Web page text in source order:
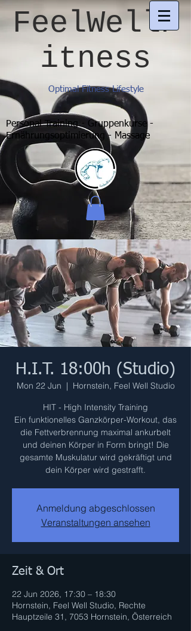
Optimal Fitness Lifestyle
FeelWellF
itness
Personal Training - Gruppenkurse -
Ernährungsoptimierung - Massage
H.I.T. 18:00h (Studio)
Mon 22 Jun
  |
Hornstein, Feel Well Studio
HIT - High Intensity Training
Ein funktionelles Ganzkörper-Workout, das
die Fettverbrennung maximal ankurbelt
und deinen Körper in Form bringt! Die
gesamte Muskulatur wird gekräftigt und
dein Körper wird gestrafft.
Anmeldung abgeschlossen
Veranstaltungen ansehen
Zeit & Ort
22 Jun 2026, 17:30 – 18:30
Hornstein, Feel Well Studio, Rechte
Hauptzeile 31, 7053 Hornstein, Österreich